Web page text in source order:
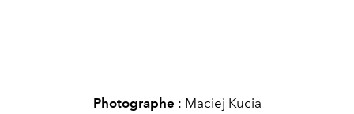
Photographe : Maciej Kucia